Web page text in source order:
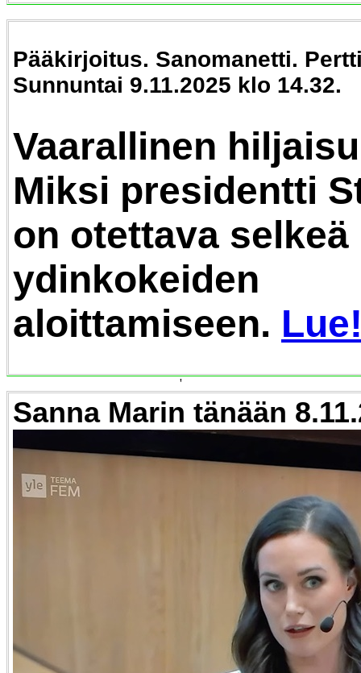
Pääkirjoitus. Sanomanetti.
Sunnuntai 9.11.2025 klo 14.32.
Vaarallinen
Miksi presidentti
on otettava selkeä
ydinkokeiden
aloittamiseen.
'
Sanna Marin tänään